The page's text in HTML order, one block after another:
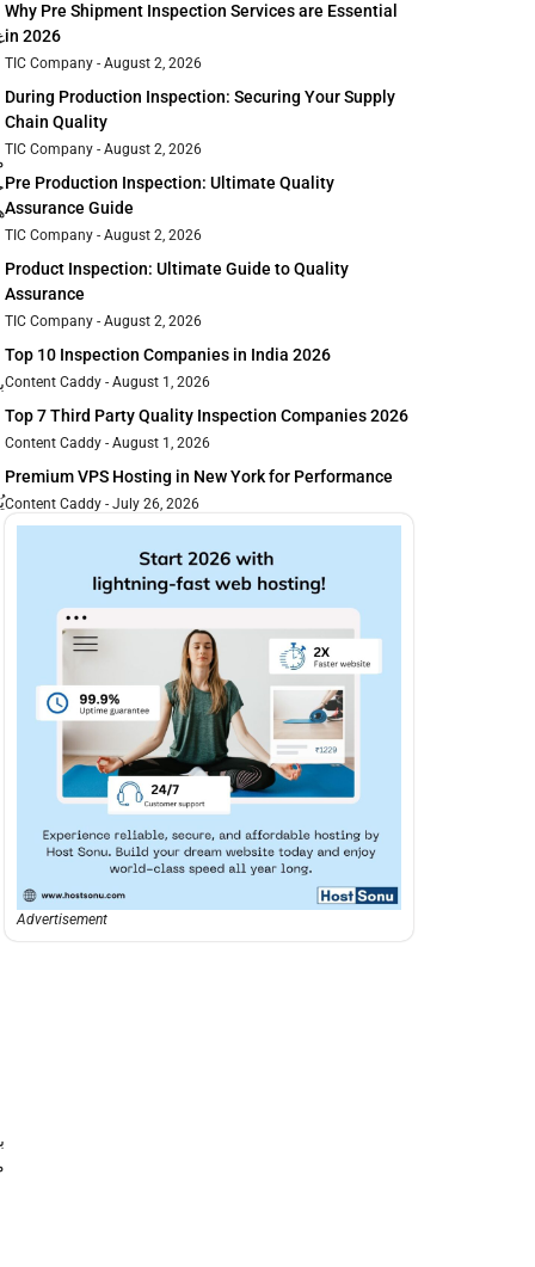
Why Pre Shipment Inspection Services are Essential
in 2026
TIC Company August 2, 2026
During Production Inspection: Securing Your Supply
Chain Quality
TIC Company August 2, 2026
Pre Production Inspection: Ultimate Quality
Assurance Guide
TIC Company August 2, 2026
Product Inspection: Ultimate Guide to Quality
Assurance
TIC Company August 2, 2026
Top 10 Inspection Companies in India 2026
Content Caddy August 1, 2026
Top 7 Third Party Quality Inspection Companies 2026
Content Caddy August 1, 2026
Premium VPS Hosting in New York for Performance
Content Caddy July 26, 2026
Advertisement